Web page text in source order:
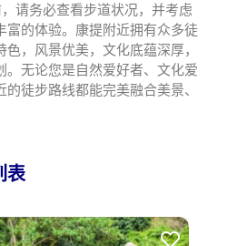
请务必查看步道状况，并考虑
富的体验。康提附近拥有众多徒
，风景优美，文化底蕴深厚，
。无论您是自然爱好者、文化爱
徒步路线都能完美融合美景、
表